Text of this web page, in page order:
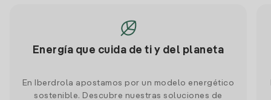
Energía que cuida de ti y del planeta
En Iberdrola apostamos por un modelo energético
sostenible. Descubre nuestras soluciones de